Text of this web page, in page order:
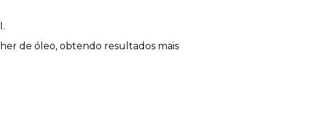
de óleo, obtendo resultados mais
graças à tecnologia PerfectCook de